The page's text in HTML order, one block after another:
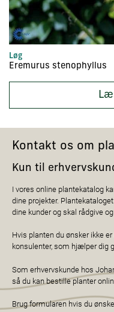
Løg
Eremurus stenophyllus
Kontakt os om
Kun til
I vores online plantekatalog
dine projekter.
dine kunder og skal rådgive
Hvis planten du ønsker ikke
konsulenter, som hjælper dig
Som erhvervskunde hos
så du kan bestille planter
Brug formularen hvis du